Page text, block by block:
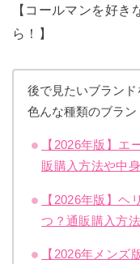
【コールマンを好
ら！】
後で見たいブラン
色んな種類のブラン
【2026年版】エ
販購入方法や中
【2026年版】ヘ
つ？通販購入方
【2026年メンズ